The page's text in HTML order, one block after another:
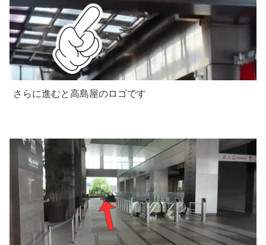
さらに進むと高島屋のロゴです